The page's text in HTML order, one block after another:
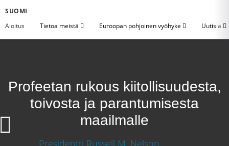
SUOMI
Aloitus
Tietoa meistä Euroopan pohjoinen vyöhyke Uutisia
Profeetan rukous kiitollisuudesta,
toivosta ja parantumisesta
maailmalle